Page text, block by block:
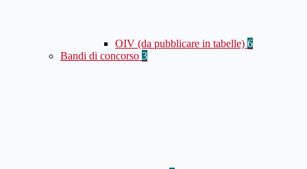
OIV (da pubblicare in tabelle) 6
Bandi di concorso 3